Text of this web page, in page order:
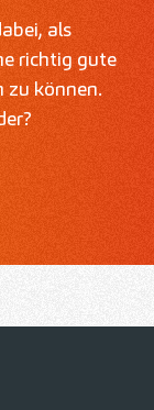
als
richtig gute
zu können.